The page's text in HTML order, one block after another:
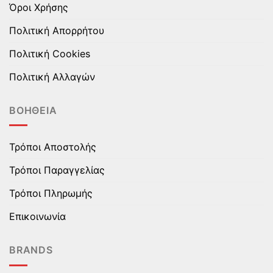
Όροι Χρήσης
Πολιτική Απορρήτου
Πολιτική Cookies
Πολιτική Αλλαγών
ΒΟΉΘΕΙΑ
Τρόποι Αποστολής
Τρόποι Παραγγελίας
Τρόποι Πληρωμής
Επικοινωνία
BRANDS